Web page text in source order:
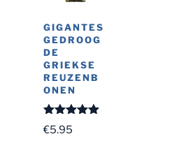
GIGANTES
GEDROOG
DE
GRIEKSE
REUZENB
ONEN
Gewaardeer
d5.00
€5.95